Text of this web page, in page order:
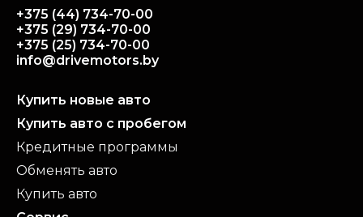
+375 (44) 734-70-00
+375 (29) 734-70-00
+375 (25) 734-70-00
info@drivemotors.by
Купить новые авто
Купить авто с пробегом
Кредитные программы
Обменять авто
Купить авто